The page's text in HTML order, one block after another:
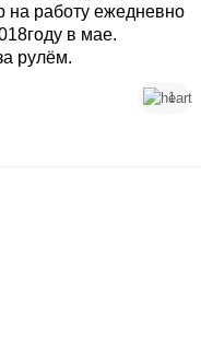
на работу ежедневно
в мае.
рулём.
1